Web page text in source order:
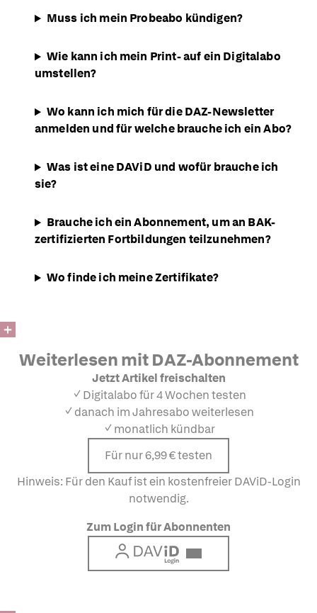
Muss ich mein Probeabo kündigen?
Wie kann ich mein Print- auf ein Digitalabo
umstellen?
Wo kann ich mich für die DAZ-Newsletter
anmelden und für welche brauche ich ein Abo?
Was ist eine DAViD und wofür brauche ich
sie?
Brauche ich ein Abonnement, um an BAK-
zertifizierten Fortbildungen teilzunehmen?
Wo finde ich meine Zertifikate?
Weiterlesen mit DAZ-Abonnement
Jetzt Artikel freischalten
✓ Digitalabo für 4 Wochen testen
✓ danach im Jahresabo weiterlesen
✓ monatlich kündbar
Für nur 6,99 € testen
Hinweis: Für den Kauf ist ein kostenfreier DAViD-Login
notwendig.
Zum Login für Abonnenten
Login